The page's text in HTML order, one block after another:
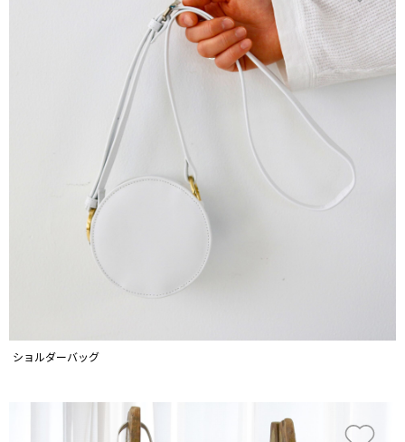
ショルダーバッグ